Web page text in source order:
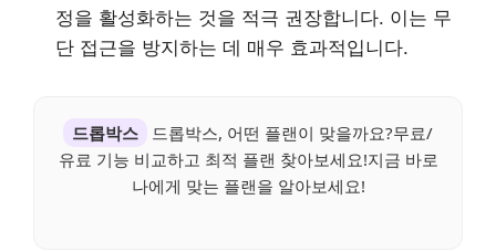
정을 활성화하는 것을 적극 권장합니다. 이는 무
단 접근을 방지하는 데 매우 효과적입니다.
드롭박스
드롭박스, 어떤 플랜이 맞을까요?무료/
유료 기능 비교하고 최적 플랜 찾아보세요!지금 바로
나에게 맞는 플랜을 알아보세요!